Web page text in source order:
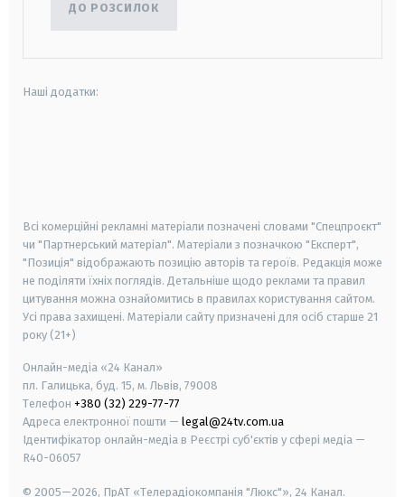
ДО РОЗСИЛОК
Наші додатки:
Всі комерційні рекламні матеріали позначені словами "Спецпроєкт"
чи "Партнерський матеріал". Матеріали з позначкою "Експерт",
"Позиція" відображають позицію авторів та героїв. Редакція може
не поділяти їхніх поглядів. Детальніше щодо реклами та правил
цитування можна ознайомитись в правилах користування сайтом.
Усі права захищені. Матеріали сайту призначені для осіб старше 21
року (21+)
Онлайн-медіа «24 Канал»
пл. Галицька, буд. 15, м. Львів, 79008
Телефон +380 (32) 229-77-77
Адреса електронної пошти — legal@24tv.com.ua
Ідентифікатор онлайн-медіа в Реєстрі суб'єктів у сфері медіа —
R40-06057
© 2005—2026, ПрАТ «Телерадіокомпанія "Люкс"», 24 Канал.